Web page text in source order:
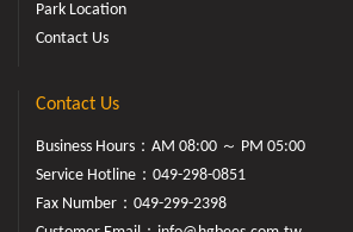
Park Location
Contact Us
Contact Us
Business Hours：AM 08:00 ～ PM 05:00
Service Hotline： 049-298-0851
Fax Number：049-299-2398